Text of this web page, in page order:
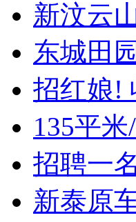
新汶云
东城田
招红娘!
135平
招聘一
新泰原